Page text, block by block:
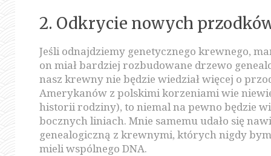
2. Odkrycie nowych
Jeśli odnajdziemy genetycznego krewnego,
on miał bardziej rozbudowane drzewo
nasz krewny nie będzie wiedział więcej o
Amerykanów z polskimi korzeniami wie
historii rodziny), to niemal na pewno będzie
bocznych liniach. Mnie samemu udało się
genealogiczną z krewnymi, których nigdy
mieli wspólnego DNA.